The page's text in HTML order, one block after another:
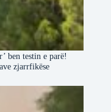
ben testin e parë!
zjarrfikëse